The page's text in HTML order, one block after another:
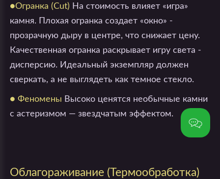
●Огранка (Cut) На стоимость влияет «игра»
камня. Плохая огранка создает «окно» -
прозрачную дыру в центре, что снижает цену.
Качественная огранка раскрывает игру света -
дисперсию. Идеальный экземпляр должен
сверкать, а не выглядеть как темное стекло.
● Феномены Высоко ценятся необычные камни
с астеризмом — звездчатым эффектом.
Облагораживание (Термообработка)